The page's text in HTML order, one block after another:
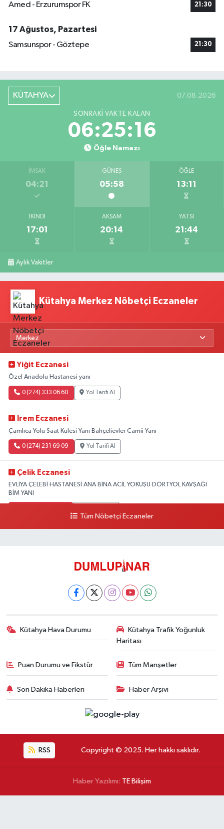
Amed - Erzurumspor FK 21:30
17 Ağustos, Pazartesi
Samsunspor - Göztepe
21:30
KÜTAHYA 07.08.2026
SONRAKI VAKTE KALAN
06:25:15
Öğle Namazı
İMSAK
04:21
GÜNEŞ
05:58
ÖĞLE
13:11
İKINDI
17:01
AKŞAM
20:14
YATSI
21:44
Aylık Vakitler
Kütahya Merkez Nöbetçi Eczaneler
Yiğit Eczanesi
Özel Anadolu Hastanesi yanı
0 (274) 333 06 60 Yol Tarifi Al
Irem Eczanesi
Çamlıca Yolu Saat Kulesi Yanı Bahçelievler Camii Yanı
0 (274) 231 69 09 Yol Tarifi Al
Çelik Eczanesi
EVLİYA ÇELEBİ HASTANESİ ANA BİNA ACİL YOKUŞU DÖRTYOL KAVŞAĞI
BİM YANI
Tüm Nöbetçi Eczaneler
Kütahya Hava Durumu
Kütahya Trafik Yoğunluk
Haritası
Puan Durumu ve Fikstür Tüm Manşetler
Son Dakika Haberleri Haber Arşivi
RSS Copyright © 2025. Her hakkı saklıdır.
Haber Yazılımı: TE Bilişim